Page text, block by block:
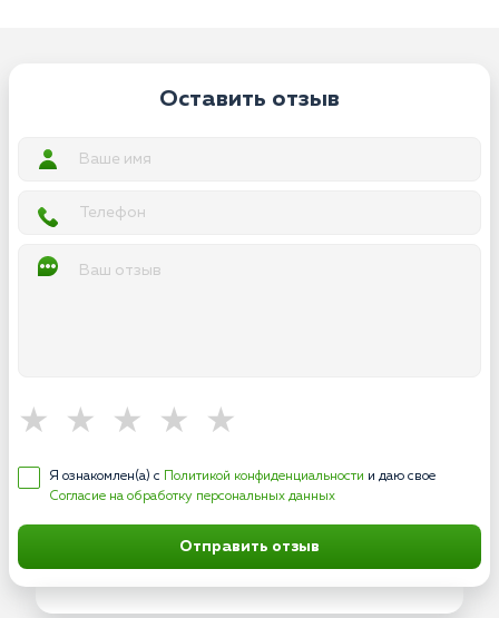
Оставить отзыв
Я ознакомлен(а) с Политикой конфиденциальности и даю свое
Согласие на обработку персональных данных
Отправить отзыв